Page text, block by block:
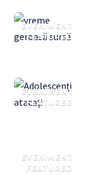
EVENIMENT
FEATURED
EVENIMENT
FEATURED
EVENIMENT
FEATURED